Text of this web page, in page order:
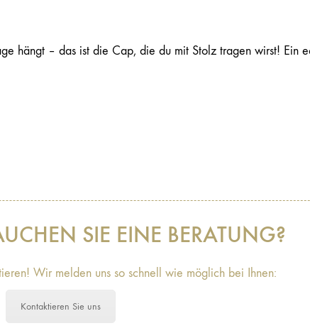
hängt – das ist die Cap, die du mit Stolz tragen wirst! Ein
SIE EINE BERATUNG?
Wir melden uns so schnell wie möglich bei Ihnen:
Kontaktieren Sie uns